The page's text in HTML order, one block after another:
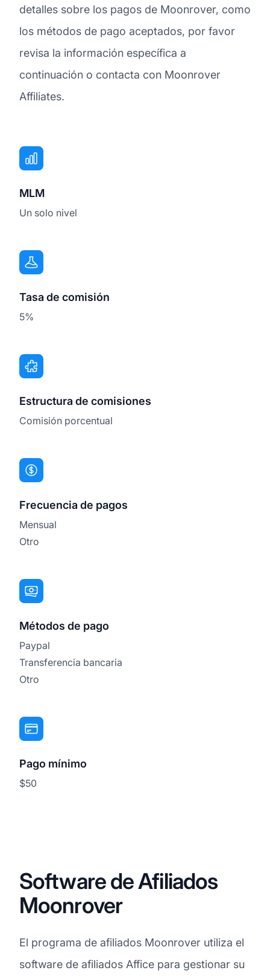
detalles sobre los pagos de Moonrover, como
los métodos de pago aceptados, por favor
revisa la información específica a
continuación o contacta con Moonrover
Affiliates.
MLM
Un solo nivel
Tasa de comisión
5%
Estructura de comisiones
Comisión porcentual
Frecuencia de pagos
Mensual
Otro
Métodos de pago
Paypal
Transferencia bancaria
Otro
Pago mínimo
$50
Software de Afiliados
Moonrover
El programa de afiliados Moonrover utiliza el
software de afiliados Affice para gestionar su